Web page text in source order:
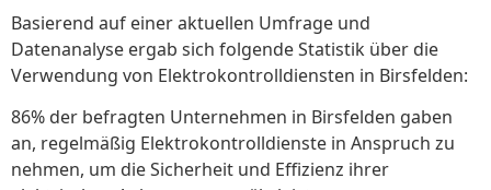
Basierend auf einer aktuellen Umfrage und
Datenanalyse ergab sich folgende Statistik über die
Verwendung von Elektrokontrolldiensten in Birsfelden:
86% der befragten Unternehmen in Birsfelden gaben
an, regelmäßig Elektrokontrolldienste in Anspruch zu
nehmen, um die Sicherheit und Effizienz ihrer